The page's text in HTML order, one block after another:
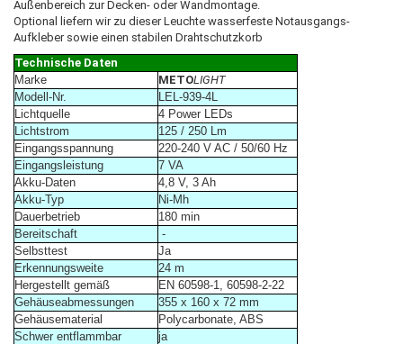
Außenbereich zur Decken- oder Wandmontage.
Optional liefern wir zu dieser Leuchte wasserfeste Notausgangs-
Aufkleber sowie einen stabilen Drahtschutzkorb
Technische Daten
Marke
METOLIGHT
Modell-Nr.
LEL-939-4L
Lichtquelle
4 Power LEDs
Lichtstrom
125 / 250 Lm
Eingangsspannung
220-240 V AC / 50/60 Hz
Eingangsleistung
7 VA
Akku-Daten
4,8 V, 3 Ah
Akku-Typ
Ni-Mh
Dauerbetrieb
180 min
Bereitschaft
-
Selbsttest
Ja
Erkennungsweite
24 m
Hergestellt gemäß
EN 60598-1, 60598-2-22
Gehäuseabmessungen
355 x 160 x 72 mm
Gehäusematerial
Polycarbonate, ABS
Schwer entflammbar
ja